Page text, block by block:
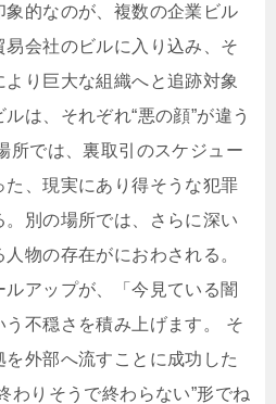
的なのが、複数の企業ビル
会社のビルに入り込み、そ
り巨大な組織へと追跡対象
は、それぞれ“悪の顔”が違う
所では、裏取引のスケジュー
た、現実にあり得そうな犯罪
別の場所では、さらに深い
物の存在がにおわされる。
アップが、「今見ている闇
不穏さを積み上げます。 そ
外部へ流すことに成功した
わりそうで終わらない”形でね